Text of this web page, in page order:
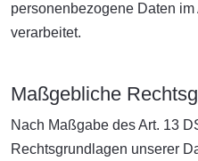
personenbezogene Daten
verarbeitet.
Maßgebliche
Nach Maßgabe des Art. 13
Rechtsgrundlagen unserer